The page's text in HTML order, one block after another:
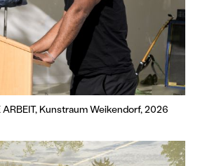
Kunstraum Weikendorf, 2026